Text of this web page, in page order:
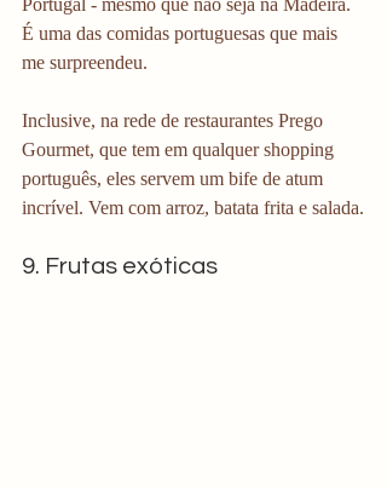
Portugal - mesmo que não seja na Madeira.
É uma das comidas portuguesas que mais
me surpreendeu.
Inclusive, na rede de restaurantes Prego
Gourmet, que tem em qualquer shopping
português, eles servem um bife de atum
incrível. Vem com arroz, batata frita e salada.
9. Frutas exóticas